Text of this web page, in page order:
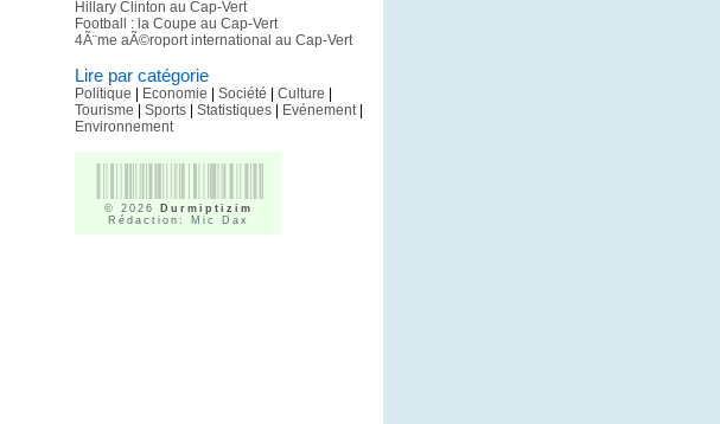
Hillary Clinton au Cap-Vert
Football : la Coupe au Cap-Vert
4Ã¨me aÃ©roport international au Cap-Vert
Lire par catégorie
Politique Economie Société Culture
Tourisme
Sports Statistiques Evénement|
Environnement
© 2026
Durmiptizim
Rédaction: Mic Dax